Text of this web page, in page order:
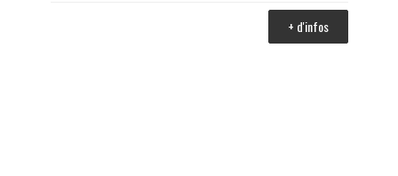
+ d'infos